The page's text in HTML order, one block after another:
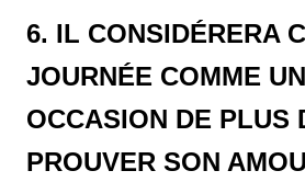
6. IL CONSIDÉRERA
JOURNÉE COMME
OCCASION DE PLUS
PROUVER SON